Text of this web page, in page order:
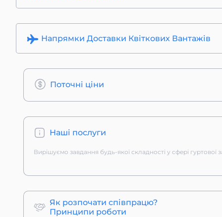
Напрямки Доставки Квіткових Вантажів
Поточні ціни
Наші послуги
Вирішуємо завдання будь-якої складності у сфері гуртової
Як розпочати співпрацю?
Принципи роботи